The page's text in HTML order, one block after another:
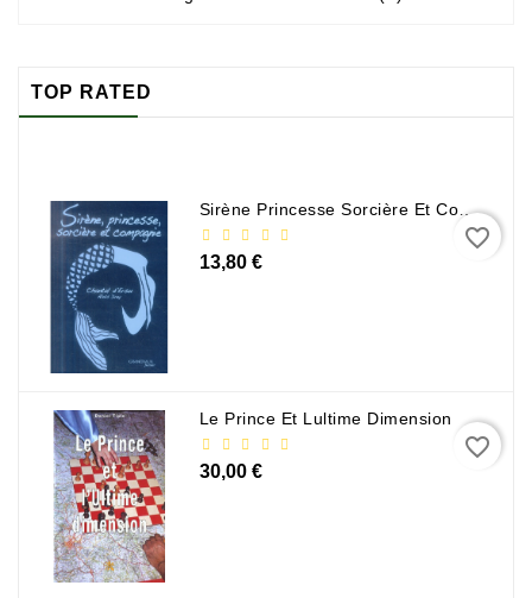
TOP RATED
Sirène Princesse Sorcière Et Compagnie
13,80 €
favorite_border
Le Prince Et Lultime Dimension
30,00 €
favorite_border